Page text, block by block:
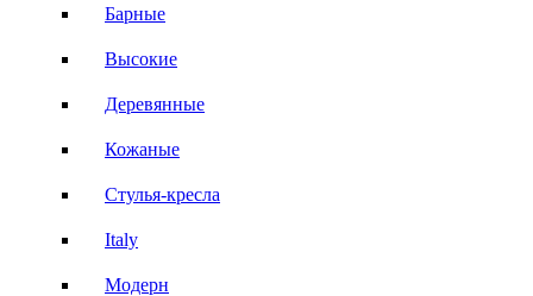
Барные
Высокие
Деревянные
Кожаные
Стулья-кресла
Italy
Модерн